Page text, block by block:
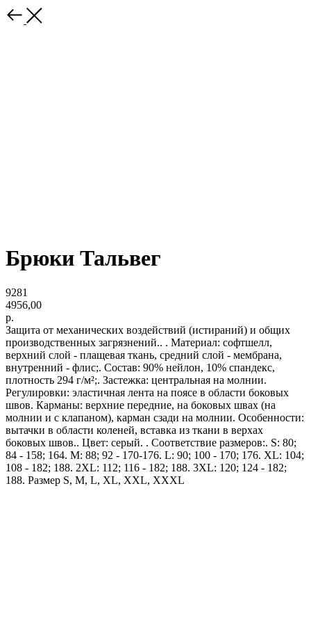
Брюки Тальвег
9281
4956,00
р.
Защита от механических воздействий (истираний) и общих
производственных загрязнений.. . Материал: софтшелл,
верхний слой - плащевая ткань, средний слой - мембрана,
внутренний - флис;. Состав: 90% нейлон, 10% спандекс,
плотность 294 г/м²;. Застежка: центральная на молнии.
Регулировки: эластичная лента на поясе в области боковых
швов. Карманы: верхние передние, на боковых швах (на
молнии и с клапаном), карман сзади на молнии. Особенности:
вытачки в области коленей, вставка из ткани в верхах
боковых швов.. Цвет: серый. . Соответствие размеров:. S: 80;
84 - 158; 164. M: 88; 92 - 170-176. L: 90; 100 - 170; 176. XL: 104;
108 - 182; 188. 2XL: 112; 116 - 182; 188. 3XL: 120; 124 - 182;
188. Размер S, M, L, XL, XXL, XXXL